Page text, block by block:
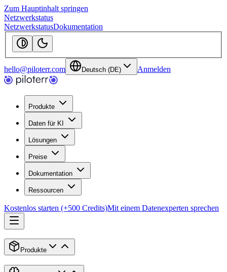
Zum Hauptinhalt springen
Netzwerkstatus
NetzwerkstatusDokumentation
hello@piloterr.com Deutsch (DE) Anmelden
Produkte
Daten für KI
Lösungen
Preise
Dokumentation
Ressourcen
Kostenlos starten (+500 Credits)Mit einem Datenexperten sprechen
Produkte